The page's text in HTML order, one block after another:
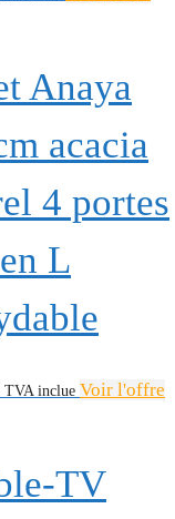
Anaya
acacia
4 portes
L
TVA inclue Voir l'offre
TV